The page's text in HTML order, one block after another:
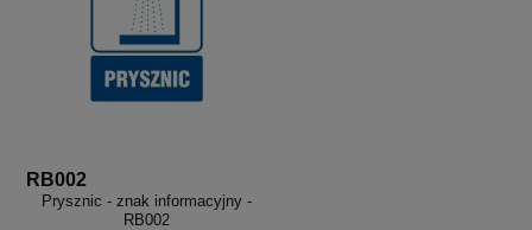
RB002
Prysznic - znak informacyjny -
RB002